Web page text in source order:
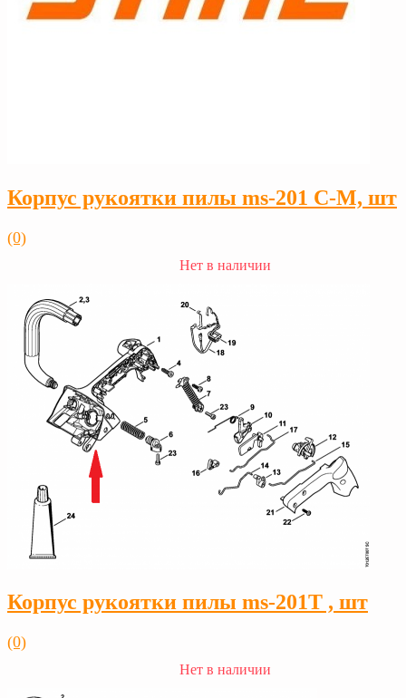
Корпус рукоятки пилы ms-201 C-M, шт
(0)
Нет в наличии
Корпус рукоятки пилы ms-201T , шт
(0)
Нет в наличии